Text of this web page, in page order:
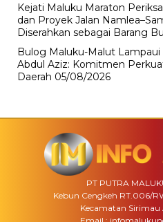
Kejati Maluku Maraton
dan Proyek Jalan
Diserahkan sebagai Barang
Bulog Maluku-Malut
Abdul Aziz: Komitmen
Daerah 05/08/2026
PT PUTRA
Kebun Cengkeh RT.006/
Kecamatan